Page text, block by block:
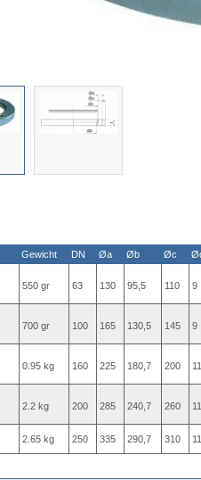
Gewicht DN Øa Øb Øc
550 gr 63 130 95,5 110 9
700 gr 100 165 130,5 145 9
0.95 kg 160 225 180,7 200 11
2.2 kg 200 285 240,7 260 11
2.65 kg 250 335 290,7 310 11